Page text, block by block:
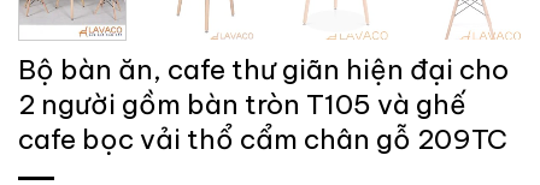
Bộ bàn ăn, cafe thư giãn hiện đại cho
2 người gồm bàn tròn T105 và ghế
cafe bọc vải thổ cẩm chân gỗ 209TC